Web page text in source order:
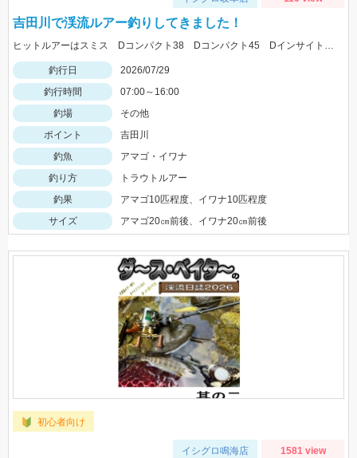
吉田川で渓流ルアー釣りしてきました！
釣行日
2026/07/29
釣行時間
07:00～16:00
釣場
その他
ポイント
吉田川
釣魚
アマゴ・イワナ
釣り方
トラウトルアー
釣果
アマゴ10匹程度、イワナ10匹程度
サイズ
アマゴ20㎝前後、イワナ20㎝前後
初心者向け
イシグロ鳴海店 1581 view